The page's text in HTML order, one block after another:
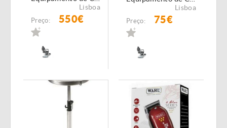
Lisboa
Preço: 550€
Lisboa
Preço: 75€